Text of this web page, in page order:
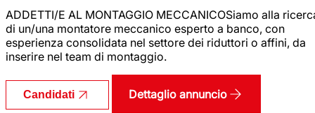
ADDETTI/E AL MONTAGGIO MECCANICOSiamo alla
di un/una montatore meccanico esperto a banco, con
esperienza consolidata nel settore dei riduttori o affini, da
inserire nel team di montaggio.
Candidati Dettaglio annuncio